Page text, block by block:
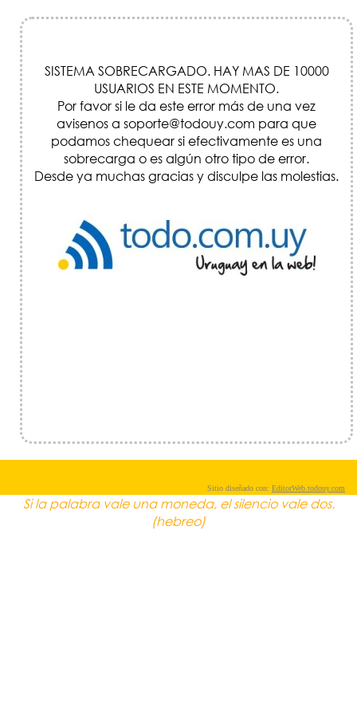
SISTEMA SOBRECARGADO. HAY MAS DE 10000
USUARIOS EN ESTE MOMENTO.
Por favor si le da este error más de una vez
avisenos a soporte@todouy.com para que
podamos chequear si efectivamente es una
sobrecarga o es algún otro tipo de error.
Desde ya muchas gracias y disculpe las molestias.
Sitio diseñado con: EditorWeb.todouy.com
Si la palabra vale una moneda, el silencio vale dos.
(hebreo)